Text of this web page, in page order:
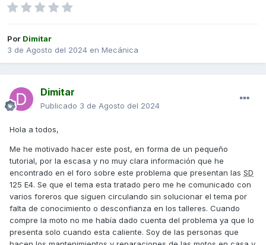
Por Dimitar
3 de Agosto del 2024 en Mecánica
Dimitar
Publicado 3 de Agosto del 2024
Hola a todos,
Me he motivado hacer este post, en forma de un pequeño
tutorial, por la escasa y no muy clara información que he
encontrado en el foro sobre este problema que presentan las SD
125 E4. Se que el tema esta tratado pero me he comunicado con
varios foreros que siguen circulando sin solucionar el tema por
falta de conocimiento o desconfianza en los talleres. Cuando
compre la moto no me había dado cuenta del problema ya que lo
presenta solo cuando esta caliente. Soy de las personas que